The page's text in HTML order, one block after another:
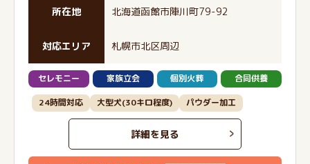
所在地 北海道函館市陣川町79-92
対応エリア 札幌市北区周辺
セレモニー 家族立会 個別火葬 合同供養
24時間対応 大型犬(30キロ程度) パウダー加工
詳細を見る